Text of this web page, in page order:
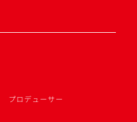
プロデューサー